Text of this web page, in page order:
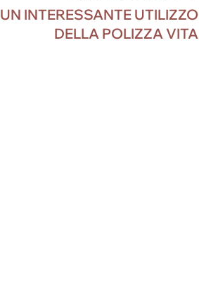
UN INTERESSANTE UTILIZZO
DELLA POLIZZA VITA